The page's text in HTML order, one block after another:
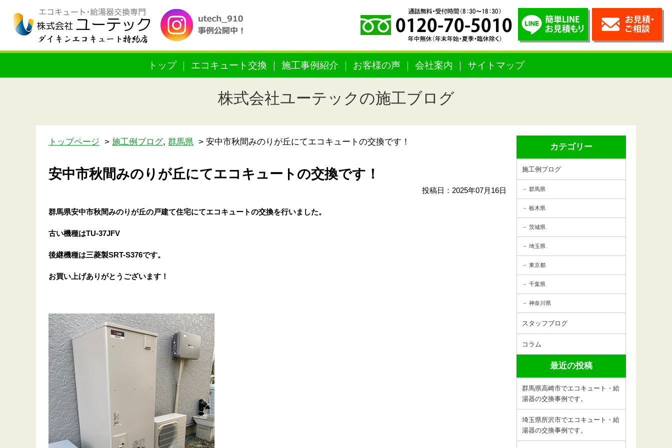
トップ エコキュート交換 施工事例紹介 お客様の声 会社案内 サイトマップ
株式会社ユーテックの施工ブログ
カテゴリー
施工例ブログ
群馬県
栃木県
茨城県
埼玉県
東京都
千葉県
神奈川県
スタッフブログ
コラム
最近の投稿
群馬県高崎市でエコキュート・給
湯器の交換事例です。
埼玉県所沢市でエコキュート・給
湯器の交換事例です。
トップページ 施工例ブログ, 群馬県 安中市秋間みのりが丘にてエコキュートの交換です！
安中市秋間みのりが丘にてエコキュートの交換です！
投稿日：2025年07月16日
群馬県安中市秋間みのりが丘の戸建て住宅にてエコキュートの交換を行いました。
古い機種はTU-37JFV
後継機種は三菱製SRT-S376です。
お買い上げありがとうございます！